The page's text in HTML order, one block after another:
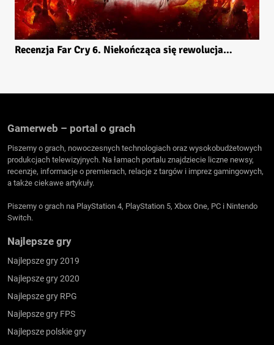
Recenzja Far Cry 6. Niekończąca się rewolucja…
Gamerweb – portal o grach
Piszemy o grach, nowoczesnych technologiach oraz wysokobudżetowych
produkcjach telewizyjnych. Na łamach portalu znajdziecie liczne newsy,
recenzje, informacje o premierach, relacje z targów i imprez gamingowych,
a także ciekawe artykuły.
Piszemy o grach na PlayStation 4, PlayStation 5, Xbox One, PC i Nintendo
Switch.
Najlepsze gry
Najlepsze gry 2019
Najlepsze gry 2020
Najlepsze gry RPG
Najlepsze gry FPS
Najlepsze polskie gry